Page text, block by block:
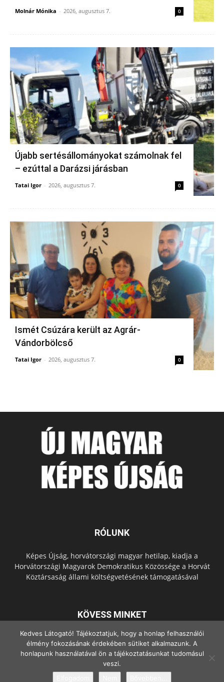
Molnár Mónika - 2026, augusztus 7. 0
Újabb sertésállományokat számolnak fel
– ezúttal a Darázsi járásban
Tatai Igor - 2026, augusztus 7. 0
Ismét Csúzára került az Agrár-
Vándorbölcső
Tatai Igor - 2026, augusztus 7. 0
RÓLUNK
Képes Újság, horvátországi magyar hetilap, kiadja a
Horvátországi Magyarok Demokratikus Közössége a Horvát
Köztársaság állami költségvetésének támogatásával
KÖVESS MINKET
Kedves Látogató! Tájékoztatjuk, hogy a honlap felhasználói
élmény fokozásának érdekében sütiket alkalmazunk. A
honlapunk használatával ön a tájékoztatásunkat tudomásul
veszi.